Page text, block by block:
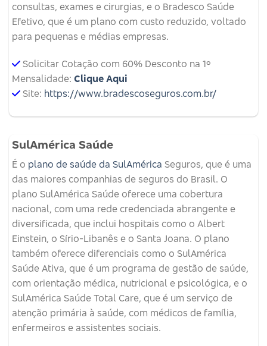
consultas, exames e cirurgias, e o Bradesco Saúde
Efetivo, que é um plano com custo reduzido, voltado
para pequenas e médias empresas.
Solicitar Cotação com 60% Desconto na 1º
Mensalidade: Clique Aqui
Site: https://www.bradescoseguros.com.br/
SulAmérica Saúde
É o plano de saúde da SulAmérica Seguros, que é uma
das maiores companhias de seguros do Brasil. O
plano SulAmérica Saúde oferece uma cobertura
nacional, com uma rede credenciada abrangente e
diversificada, que inclui hospitais como o Albert
Einstein, o Sírio-Libanês e o Santa Joana. O plano
também oferece diferenciais como o SulAmérica
Saúde Ativa, que é um programa de gestão de saúde,
com orientação médica, nutricional e psicológica, e o
SulAmérica Saúde Total Care, que é um serviço de
atenção primária à saúde, com médicos de família,
enfermeiros e assistentes sociais.